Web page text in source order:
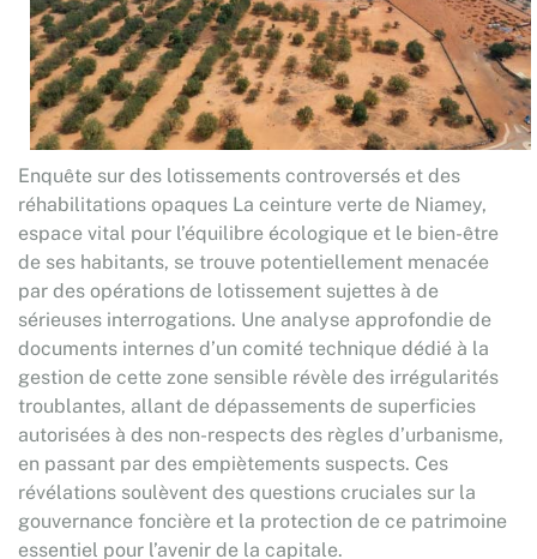
Enquête sur des lotissements controversés et des
réhabilitations opaques La ceinture verte de Niamey,
espace vital pour l’équilibre écologique et le bien-être
de ses habitants, se trouve potentiellement menacée
par des opérations de lotissement sujettes à de
sérieuses interrogations. Une analyse approfondie de
documents internes d’un comité technique dédié à la
gestion de cette zone sensible révèle des irrégularités
troublantes, allant de dépassements de superficies
autorisées à des non-respects des règles d’urbanisme,
en passant par des empiètements suspects. Ces
révélations soulèvent des questions cruciales sur la
gouvernance foncière et la protection de ce patrimoine
essentiel pour l’avenir de la capitale.